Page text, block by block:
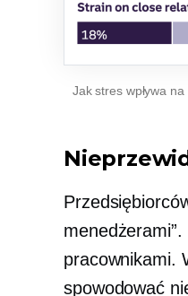
Jak stres wpływa
menedżerami”.
pracownikami.
spowodować